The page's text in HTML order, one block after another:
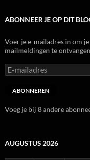
ABONNEER JE OP DIT
Voer je e-mailadres in om
mailmeldingen te
E-
mailadres
ABONNEREN
Voeg je bij 8 andere
AUGUSTUS 2026